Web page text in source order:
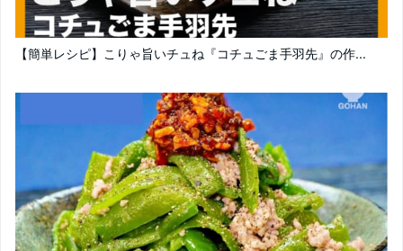
【簡単レシピ】こりゃ旨いチュね『コチュごま手羽先』の作...